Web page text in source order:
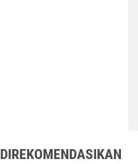
DIREKOMENDASIKAN